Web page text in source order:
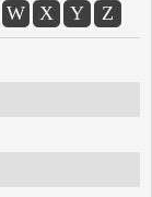
W X Y Z